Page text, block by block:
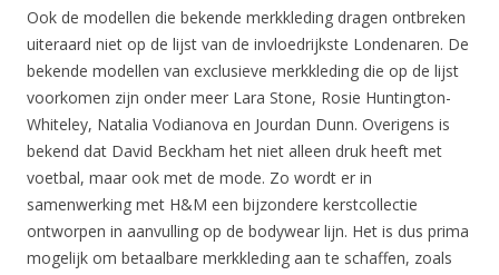
Ook de modellen die bekende merkkleding dragen ontbreken
uiteraard niet op de lijst van de invloedrijkste Londenaren. De
bekende modellen van exclusieve merkkleding die op de lijst
voorkomen zijn onder meer Lara Stone, Rosie Huntington-
Whiteley, Natalia Vodianova en Jourdan Dunn. Overigens is
bekend dat David Beckham het niet alleen druk heeft met
voetbal, maar ook met de mode. Zo wordt er in
samenwerking met H&M een bijzondere kerstcollectie
ontworpen in aanvulling op de bodywear lijn. Het is dus prima
mogelijk om betaalbare merkkleding aan te schaffen, zoals